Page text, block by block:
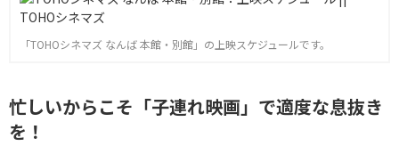
「TOHOシネマズ なんば 本館・別館」の上映スケジュールです。
忙しいからこそ「子連れ映画」で適度な息抜き
を！